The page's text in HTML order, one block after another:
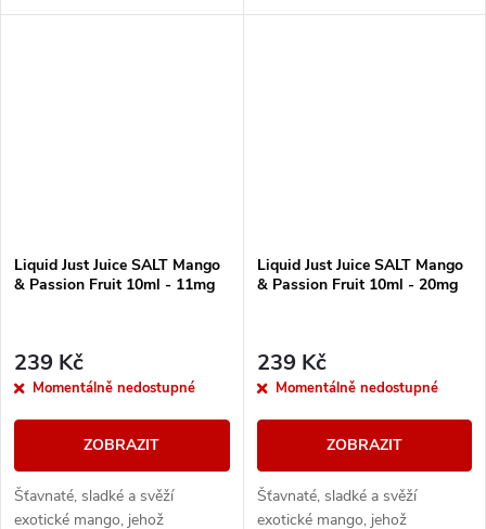
Příjemnou kyselinku a svěžest
Příjemnou kyselinku a svěžest
Liquid Just Juice SALT Mango
& Passion Fruit 10ml - 11mg
239 Kč
Momentálně nedostupné
ZOBRAZIT
Šťavnaté, sladké a svěží
exotické mango, jehož
Liquid Just Juice SALT Mango
& Passion Fruit 10ml - 20mg
239 Kč
Momentálně nedostupné
ZOBRAZIT
Šťavnaté, sladké a svěží
exotické mango, jehož